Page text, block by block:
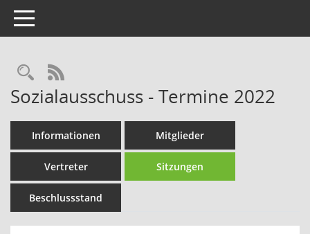
Toggle navigation
Rechercheauswahl
RSS-Feed
Sozialausschuss - Termine 2022
Informationen Mitglieder
Vertreter Sitzungen
Beschlussstand